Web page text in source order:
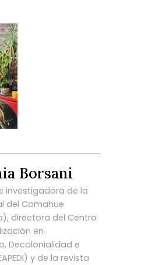
Borsani
investigadora de la
del Comahue
directora del Centro
en
Decolonialidad e
y de la revista